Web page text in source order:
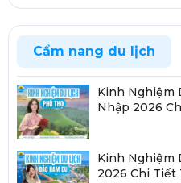
Cẩm nang du lịch
Kinh Nghiệm
Nhập 2026
Kinh Nghiệm
2026 Chi Tiết